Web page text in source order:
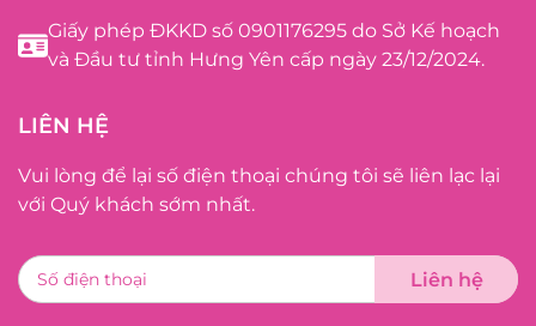
Giấy phép ĐKKD số 0901176295 do Sở Kế hoạch
và Đầu tư tỉnh Hưng Yên cấp ngày 23/12/2024.
LIÊN HỆ
Vui lòng để lại số điện thoại chúng tôi sẽ liên lạc lại
với Quý khách sớm nhất.